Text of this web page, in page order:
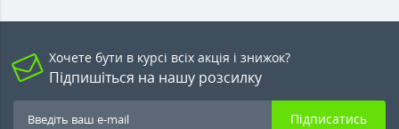
Хочете бути в курсі всіх акція і знижок?
Підпишіться на нашу розсилку
Підписатись